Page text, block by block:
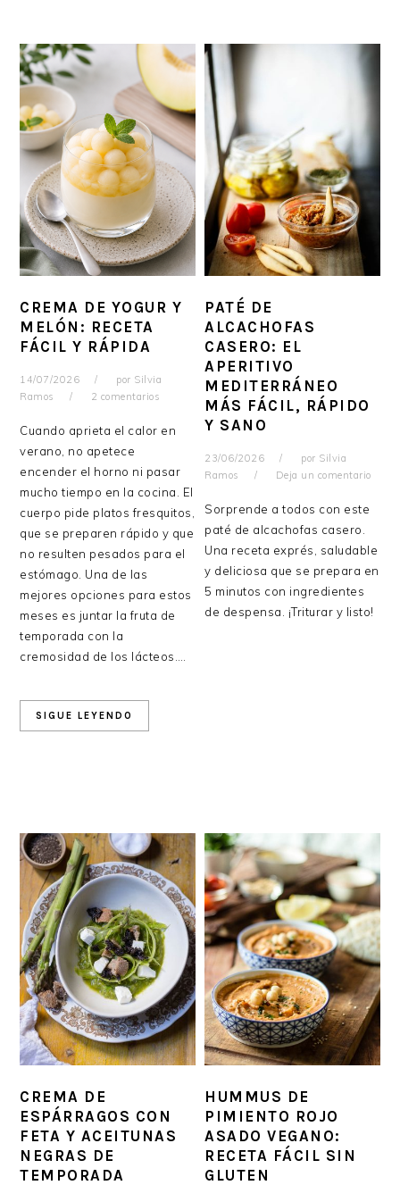
CREMA DE YOGUR Y
MELÓN: RECETA
FÁCIL Y RÁPIDA
14/07/2026 por Silvia
Ramos
2 comentarios
Cuando aprieta el calor en
verano, no apetece
encender el horno ni pasar
mucho tiempo en la cocina. El
cuerpo pide platos fresquitos,
que se preparen rápido y que
no resulten pesados para el
estómago. Una de las
mejores opciones para estos
meses es juntar la fruta de
temporada con la
cremosidad de los lácteos….
SIGUE LEYENDO
PATÉ DE
ALCACHOFAS
CASERO: EL
APERITIVO
MEDITERRÁNEO
MÁS FÁCIL, RÁPIDO
Y SANO
23/06/2026 por Silvia
Ramos
Deja un comentario
Sorprende a todos con este
paté de alcachofas casero.
Una receta exprés, saludable
y deliciosa que se prepara en
5 minutos con ingredientes
de despensa. ¡Triturar y listo!
CREMA DE
ESPÁRRAGOS CON
FETA Y ACEITUNAS
NEGRAS DE
TEMPORADA
HUMMUS DE
PIMIENTO ROJO
ASADO VEGANO:
RECETA FÁCIL SIN
GLUTEN